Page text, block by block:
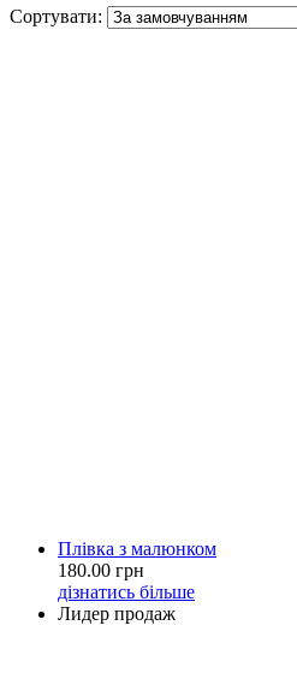
Сортувати:
Плівка з малюнком
180.00 грн
дізнатись більше
Лидер продаж